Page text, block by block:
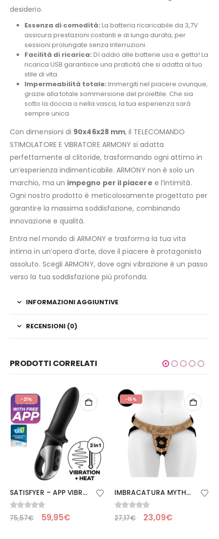
desiderio.
Essenza di comodità: La batteria ricaricabile da 3,7V
assicura prestazioni costanti e di lunga durata, per
sessioni prolungate senza interruzioni.
Facilità di ricarica: Dì addio alle batterie usa e getta! La
ricarica USB garantisce una praticità che si adatta al tuo
stile di vita.
Impermeabilità totale: Immergiti nel piacere ovunque,
grazie alla totale sommersione del proiettile. Che sia
sotto la doccia o nella vasca, la tua esperienza sarà
sempre unica.
Con dimensioni di 90x46x28 mm, il TELECOMANDO
STIMOLATORE E VIBRATORE ARMONY si adatta
perfettamente al clitoride, trasformando ogni attimo in
un’esperienza indimenticabile. ARMONY non è solo un
marchio, ma un impegno per il piacere e l’intimità.
Ogni nostro prodotto è meticolosamente progettato per
garantire la massima soddisfazione, combinando
innovazione e qualità.
Entra nel mondo di ARMONY e trasforma la tua vita
intima in un’opera d’arte, dove il piacere è protagonista
assoluto. Scegli ARMONY, dove ogni vibrazione è un passo
verso la tua soddisfazione più profonda.
INFORMAZIONI AGGIUNTIVE
RECENSIONI (0)
PRODOTTI CORRELATI
-21%
SATISFYER – APP VIBRATORE ANALE HOT PASSION NERO
0Su 5
75,57€ 59,95€
-15%
IMBRACATURA MYTHOLOGY FANTASY – BRONZO S/M
0Su 5
27,17€ 23,09€